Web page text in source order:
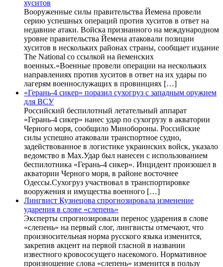
хуситов
Вооруженные силы правительства Йемена провели
серию успешных операций против хуситов в ответ на
недавние атаки. Войска признанного на международном
уровне правительства Йемена атаковали позиции
хуситов в нескольких районах страны, сообщает издание
The National со ссылкой на йеменских
военных.«Военные провели операции на нескольких
направлениях против хуситов в ответ на их удары по
лагерям военнослужащих в провинциях […]
«Герань-4 сикер» поразил сухогруз с западным оружием
для ВСУ
Российский беспилотный летательный аппарат
«Герань-4 сикер» нанес удар по сухогрузу в акватории
Черного моря, сообщило Минобороны. Российские
силы успешно атаковали транспортное судно,
задействованное в логистике украинских войск, указало
ведомство в Max.Удар был нанесен с использованием
беспилотника «Герань-4 сикер». Инцидент произошел в
акватории Черного моря, в районе восточнее
Одессы.Сухогруз участвовал в транспортировке
вооружения и имущества военного […]
Лингвист Кузнецова спрогнозировала изменение
ударения в слове «слепень»
Эксперты спрогнозировали перенос ударения в слове
«слепень» на первый слог, лингвисты отмечают, что
произносительная норма русского языка изменится,
закрепив акцент на первой гласной в названии
известного кровососущего насекомого. Нормативное
произношение слова «слепень» изменится в пользу